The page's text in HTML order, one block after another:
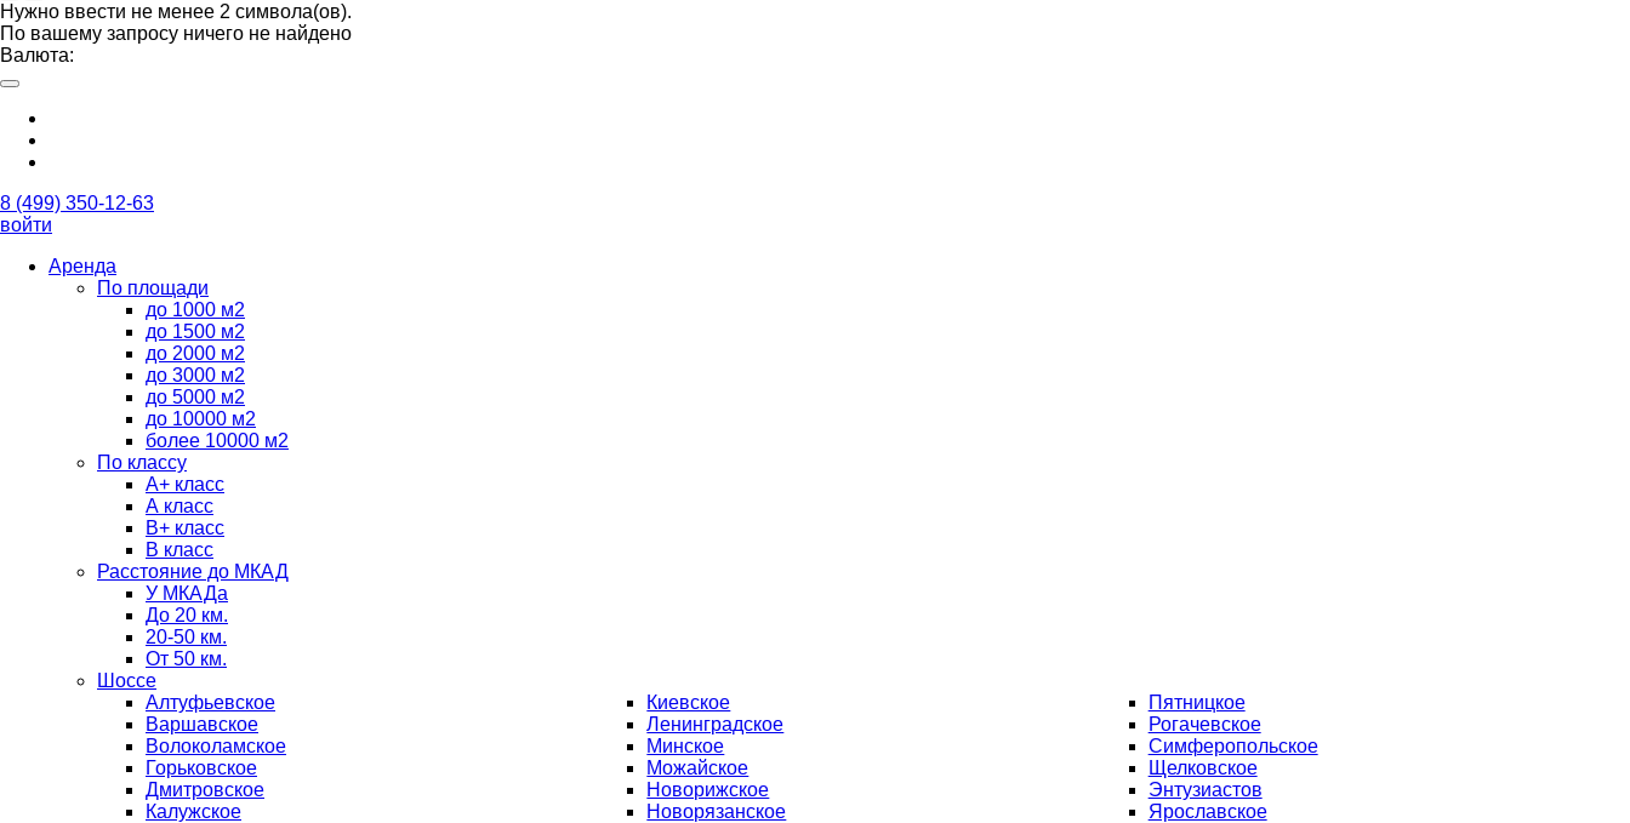
Нужно ввести не менее 2 символа(ов).
По вашему запросу ничего не найдено
Валюта:
8 (499) 350-12-63
войти
Аренда
По площади
до 1000 м2
до 1500 м2
до 2000 м2
до 3000 м2
до 5000 м2
до 10000 м2
более 10000 м2
По классу
А+ класс
А класс
B+ класс
В класс
Расстояние до МКАД
У МКАДа
До 20 км.
20-50 км.
От 50 км.
Шоссе
Алтуфьевское
Варшавское
Волоколамское
Горьковское
Дмитровское
Калужское
Киевское
Ленинградское
Минское
Можайское
Новорижское
Новорязанское
Пятницкое
Рогачевское
Симферопольское
Щелковское
Энтузиастов
Ярославское